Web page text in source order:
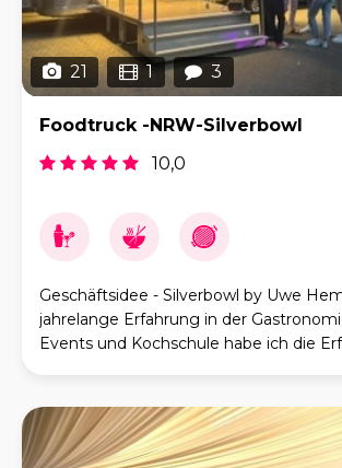
21 1 3
Foodtruck -NRW-Silverbowl
10,0
Geschäftsidee - Silverbowl by Uwe
jahrelange Erfahrung in der
Events und Kochschule habe ich die